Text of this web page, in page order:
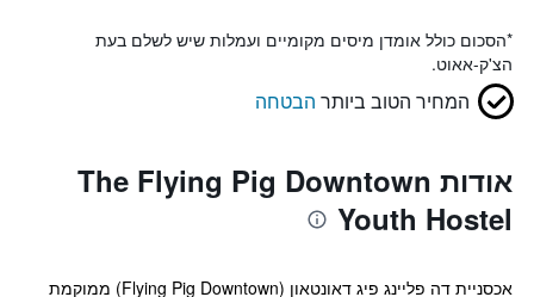
*הסכום כולל אומדן מיסים מקומיים ועמלות שיש לשלם בעת
הצ'ק-אאוט.
המחיר הטוב ביותר הבטחה
אודות The Flying Pig Downtown
Youth Hostel
אכסניית דה פליינג פיג דאונטאון (Flying Pig Downtown) ממוקמת